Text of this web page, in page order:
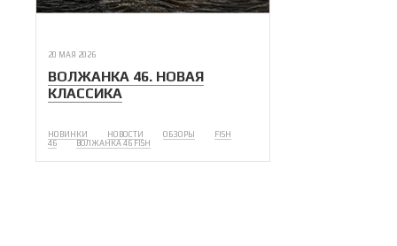
20 МАЯ 2026
ВОЛЖАНКА 46. НОВАЯ
КЛАССИКА
НОВИНКИ НОВОСТИ ОБЗОРЫ
FISH
46
ВОЛЖАНКА 46 FISH